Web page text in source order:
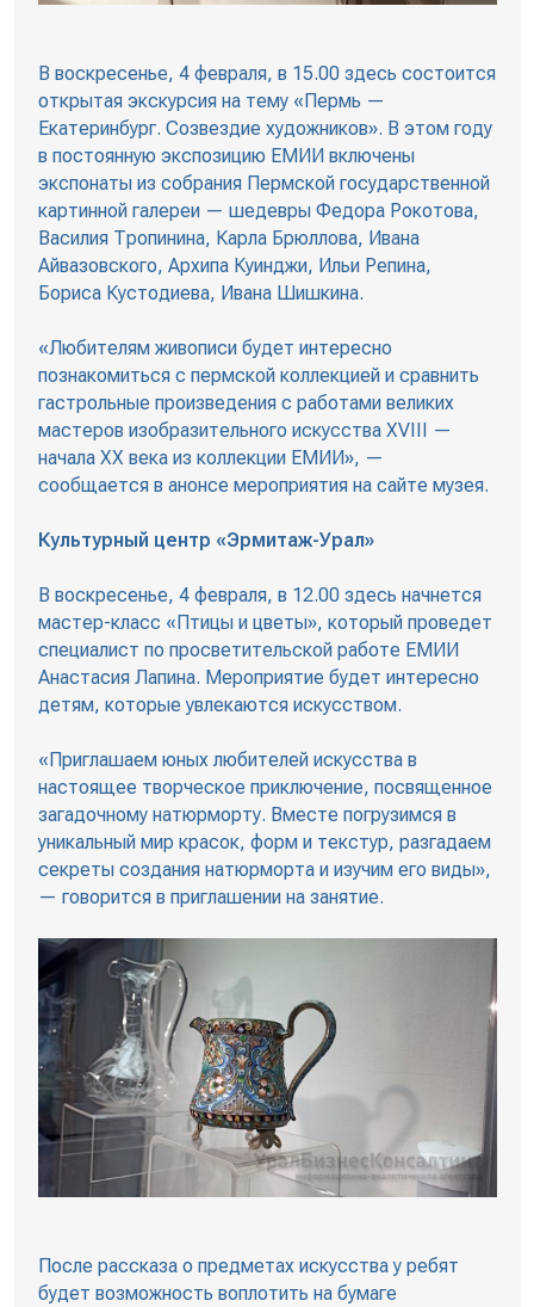
В воскресенье, 4 февраля, в 15.00 здесь состоится
открытая экскурсия на тему «Пермь —
Екатеринбург. Созвездие художников». В этом году
в постоянную экспозицию ЕМИИ включены
экспонаты из собрания Пермской государственной
картинной галереи — шедевры Федора Рокотова,
Василия Тропинина, Карла Брюллова, Ивана
Айвазовского, Архипа Куинджи, Ильи Репина,
Бориса Кустодиева, Ивана Шишкина.
«Любителям живописи будет интересно
познакомиться с пермской коллекцией и сравнить
гастрольные произведения с работами великих
мастеров изобразительного искусства ХVIII —
начала ХХ века из коллекции ЕМИИ», —
сообщается в анонсе мероприятия на сайте музея.
Культурный центр «Эрмитаж-Урал»
В воскресенье, 4 февраля, в 12.00 здесь начнется
мастер-класс «Птицы и цветы», который проведет
специалист по просветительской работе ЕМИИ
Анастасия Лапина. Мероприятие будет интересно
детям, которые увлекаются искусством.
«Приглашаем юных любителей искусства в
настоящее творческое приключение, посвященное
загадочному натюрморту. Вместе погрузимся в
уникальный мир красок, форм и текстур, разгадаем
секреты создания натюрморта и изучим его виды»,
— говорится в приглашении на занятие.
После рассказа о предметах искусства у ребят
будет возможность воплотить на бумаге